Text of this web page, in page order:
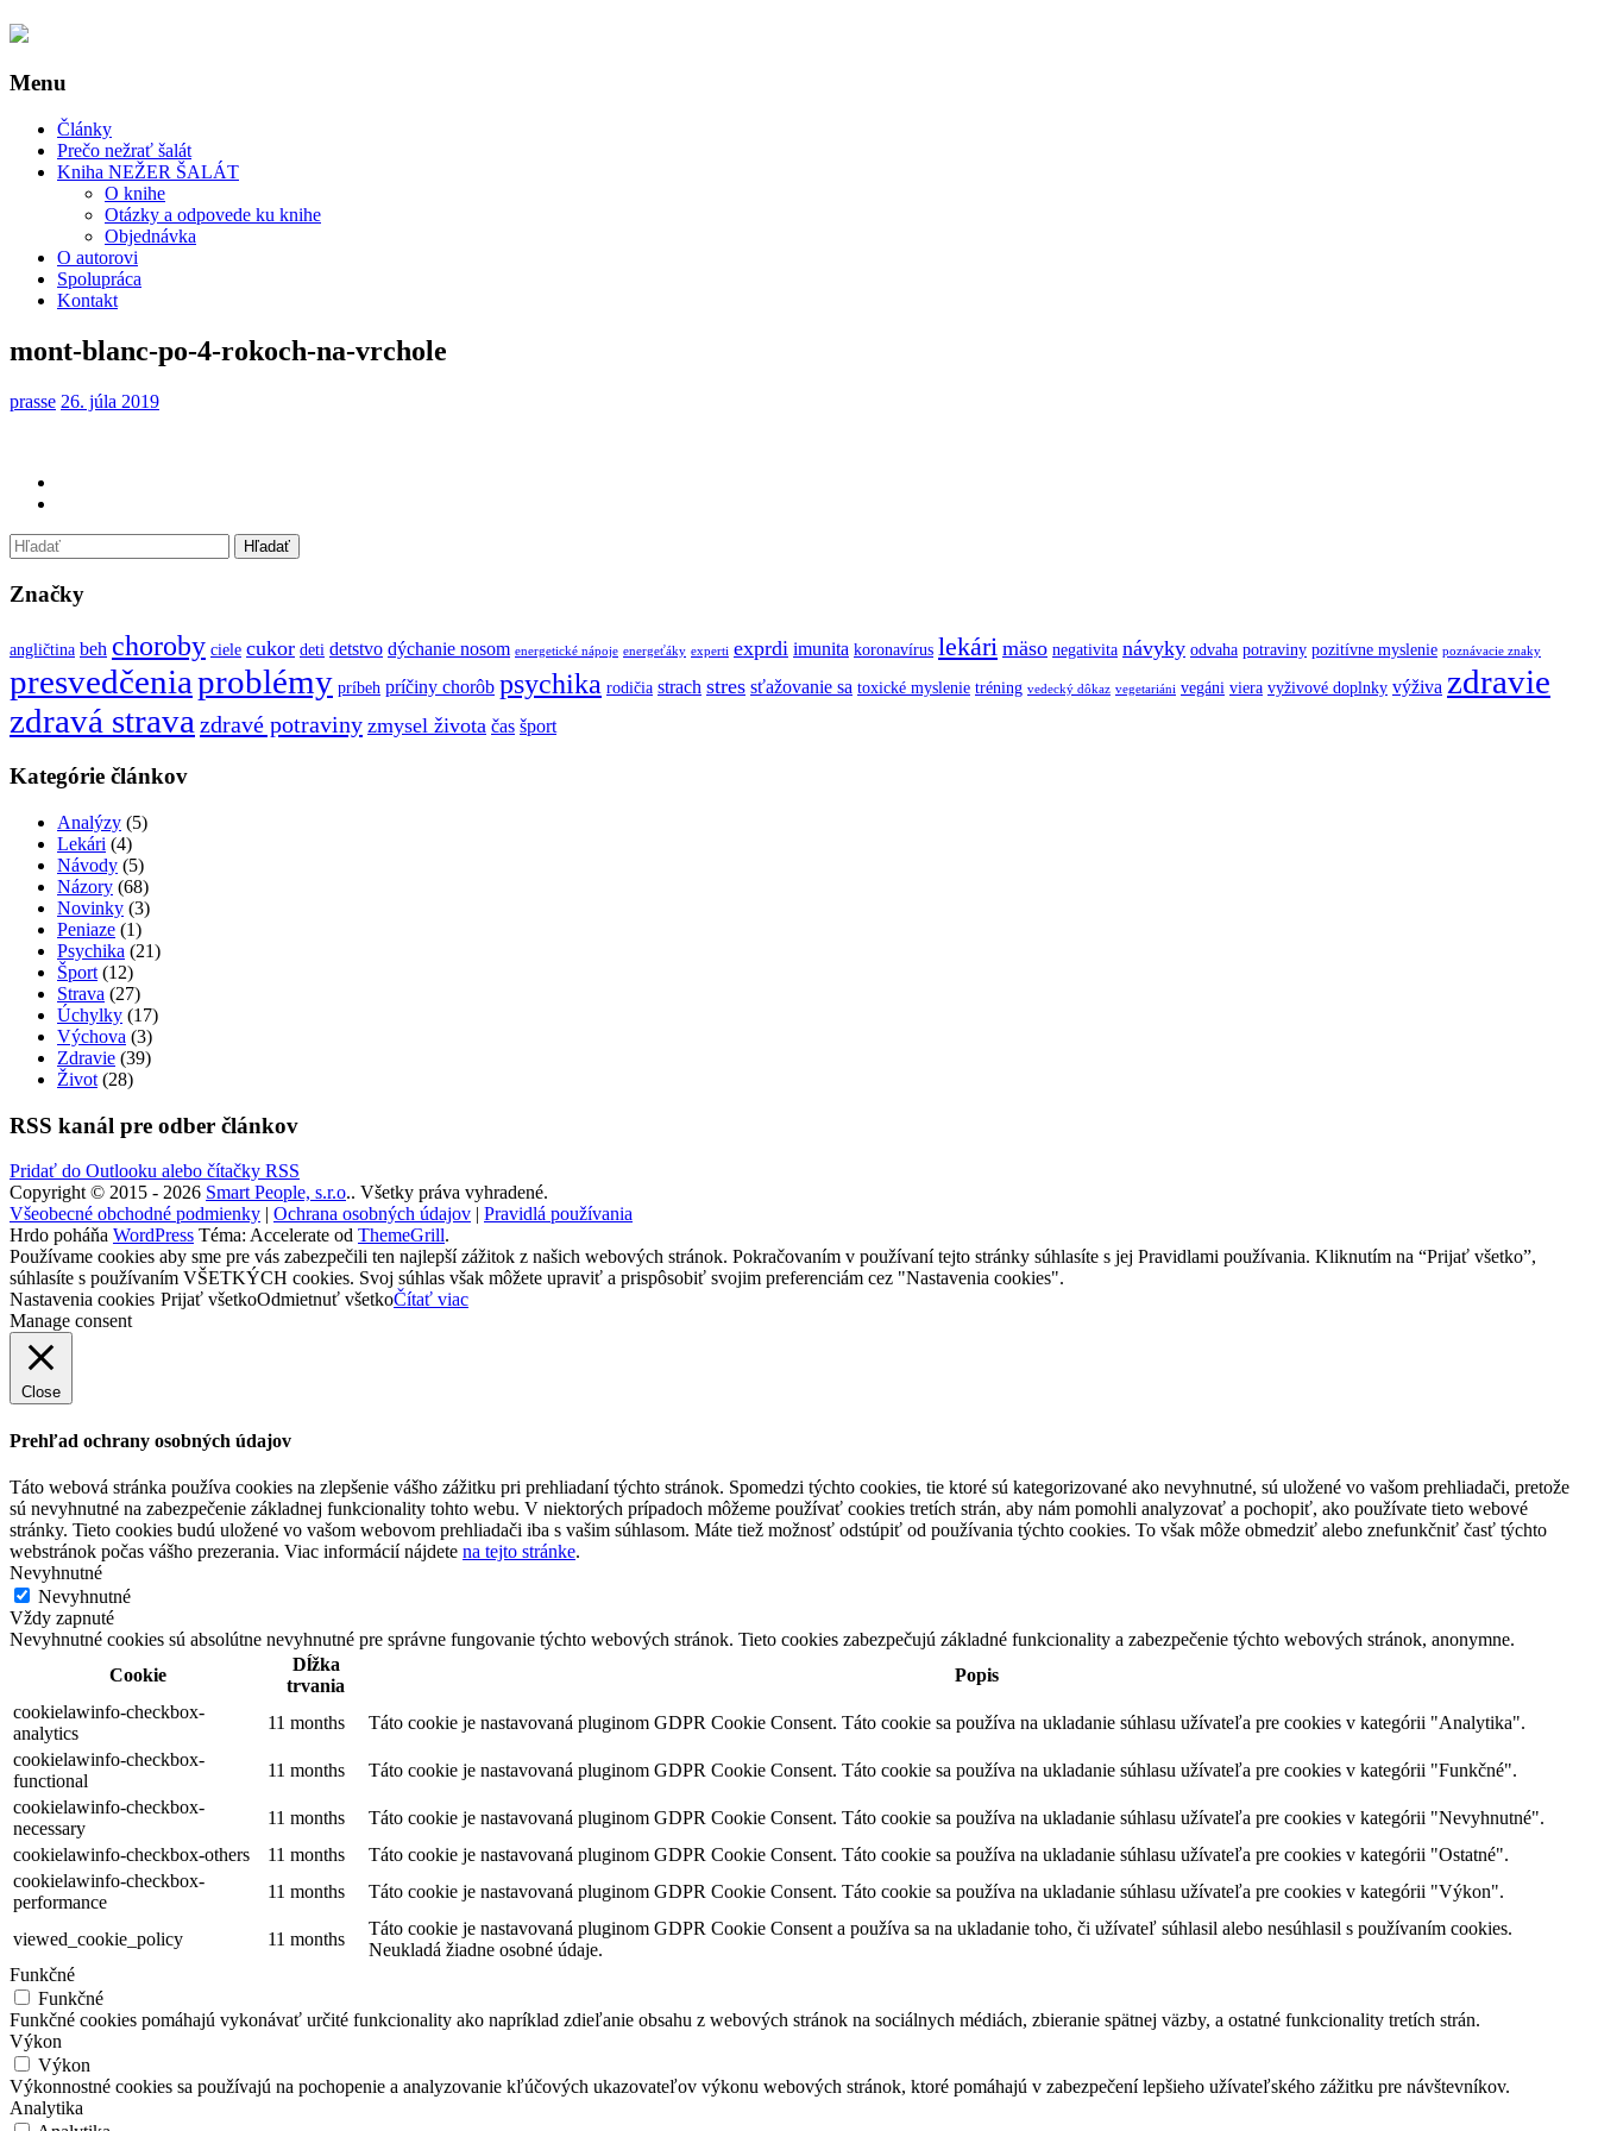
Menu
Články
Prečo nežrať šalát
Kniha NEŽER ŠALÁT
O knihe
Otázky a odpovede ku knihe
Objednávka
O autorovi
Spolupráca
Kontakt
mont-blanc-po-4-rokoch-na-vrchole
prasse 26. júla 2019
Značky
angličtina beh choroby ciele cukor deti detstvo dýchanie nosom energetické nápoje energeťáky experti exprdi imunita koronavírus lekári mäso negativita návyky odvaha potraviny pozitívne myslenie poznávacie znaky
presvedčeniaproblémy príbeh príčiny chorôb psychika rodičia strach stres sťažovanie sa toxické myslenie tréning vedecký dôkaz vegetariáni vegáni viera vyživové doplnky výživa zdravie
zdravá stravazdravé potraviny zmysel života čas šport
Kategórie článkov
Analýzy (5)
Lekári (4)
Návody (5)
Názory (68)
Novinky (3)
Peniaze (1)
Psychika (21)
Šport (12)
Strava (27)
Úchylky (17)
Výchova (3)
Zdravie (39)
Život (28)
RSS kanál pre odber článkov
Pridať do Outlooku alebo čítačky RSS
Copyright © 2015 - 2026 Smart People, s.r.o.. Všetky práva vyhradené.
Všeobecné obchodné podmienky | Ochrana osobných údajov | Pravidlá používania
Hrdo poháňa WordPress Téma: Accelerate od ThemeGrill.
Používame cookies aby sme pre vás zabezpečili ten najlepší zážitok z našich webových stránok. Pokračovaním v používaní tejto stránky súhlasíte s jej Pravidlami používania. Kliknutím na “Prijať všetko”,
súhlasíte s používaním VŠETKÝCH cookies. Svoj súhlas však môžete upraviť a prispôsobiť svojim preferenciám cez "Nastavenia cookies".
Nastavenia cookies Prijať všetkoOdmietnuť všetkoČítať viac
Manage consent
Close
Prehľad ochrany osobných údajov
Táto webová stránka používa cookies na zlepšenie vášho zážitku pri prehliadaní týchto stránok. Spomedzi týchto cookies, tie ktoré sú kategorizované ako nevyhnutné, sú uložené vo vašom prehliadači, pretože
sú nevyhnutné na zabezpečenie základnej funkcionality tohto webu. V niektorých prípadoch môžeme používať cookies tretích strán, aby nám pomohli analyzovať a pochopiť, ako používate tieto webové
stránky. Tieto cookies budú uložené vo vašom webovom prehliadači iba s vašim súhlasom. Máte tiež možnosť odstúpiť od používania týchto cookies. To však môže obmedziť alebo znefunkčniť časť týchto
webstránok počas vášho prezerania. Viac informácií nájdete na tejto stránke.
Nevyhnutné
Nevyhnutné
Vždy zapnuté
Nevyhnutné cookies sú absolútne nevyhnutné pre správne fungovanie týchto webových stránok. Tieto cookies zabezpečujú základné funkcionality a zabezpečenie týchto webových stránok, anonymne.
Cookie
Dĺžka
trvania
Popis
cookielawinfo-checkbox-
analytics
11 months
Táto cookie je nastavovaná pluginom GDPR Cookie Consent. Táto cookie sa používa na ukladanie súhlasu užívateľa pre cookies v kategórii "Analytika".
cookielawinfo-checkbox-
functional
11 months
Táto cookie je nastavovaná pluginom GDPR Cookie Consent. Táto cookie sa používa na ukladanie súhlasu užívateľa pre cookies v kategórii "Funkčné".
cookielawinfo-checkbox-
necessary
11 months
Táto cookie je nastavovaná pluginom GDPR Cookie Consent. Táto cookie sa používa na ukladanie súhlasu užívateľa pre cookies v kategórii "Nevyhnutné".
cookielawinfo-checkbox-others
11 months
Táto cookie je nastavovaná pluginom GDPR Cookie Consent. Táto cookie sa používa na ukladanie súhlasu užívateľa pre cookies v kategórii "Ostatné".
cookielawinfo-checkbox-
performance
11 months Táto cookie je nastavovaná pluginom GDPR Cookie Consent. Táto cookie sa používa na ukladanie súhlasu užívateľa pre cookies v kategórii "Výkon".
viewed_cookie_policy 11 months
Táto cookie je nastavovaná pluginom GDPR Cookie Consent a používa sa na ukladanie toho, či užívateľ súhlasil alebo nesúhlasil s používaním cookies.
Neukladá žiadne osobné údaje.
Funkčné
Funkčné
Funkčné cookies pomáhajú vykonávať určité funkcionality ako napríklad zdieľanie obsahu z webových stránok na sociálnych médiách, zbieranie spätnej väzby, a ostatné funkcionality tretích strán.
Výkon
Výkon
Výkonnostné cookies sa používajú na pochopenie a analyzovanie kľúčových ukazovateľov výkonu webových stránok, ktoré pomáhajú v zabezpečení lepšieho užívateľského zážitku pre návštevníkov.
Analytika